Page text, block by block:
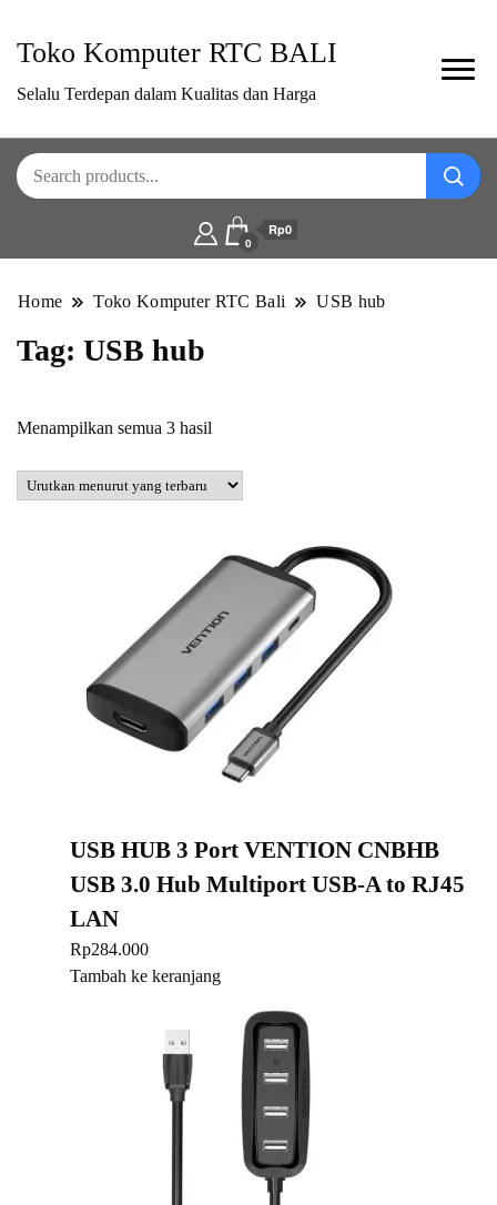
Toko Komputer RTC BALI
Selalu Terdepan dalam Kualitas dan Harga
0
Rp0
Home Toko Komputer RTC Bali USB hub
Tag: USB hub
Menampilkan semua 3 hasil
yang
USB HUB 3 Port VENTION CNBHB
USB 3.0 Hub Multiport USB-A to RJ45
LAN
Rp284.000
Tambah ke keranjang